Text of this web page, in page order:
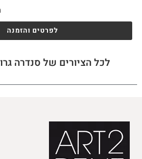
לפרטים והזמנה
לכל הציורים של סנדרה